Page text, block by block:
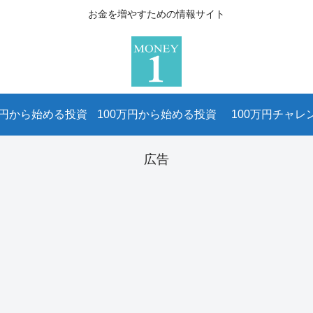
お金を増やすための情報サイト
から始める投資 100万円から始める投資 100万円チャレ
広告